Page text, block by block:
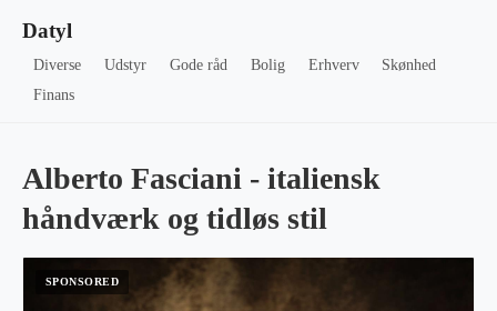
Datyl
Diverse Udstyr Gode råd Bolig Erhverv
Skønhed
Finans
Alberto Fasciani - italiensk
håndværk og tidløs stil